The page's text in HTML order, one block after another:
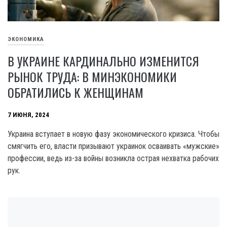
ЭКОНОМИКА
В УКРАИНЕ КАРДИНАЛЬНО ИЗМЕНИТСЯ
РЫНОК ТРУДА: В МИНЭКОНОМИКИ
ОБРАТИЛИСЬ К ЖЕНЩИНАМ
7 ИЮНЯ, 2024
Украина вступает в новую фазу экономического кризиса. Чтобы
смягчить его, власти призывают украинок осваивать «мужские»
профессии, ведь из-за войны возникла острая нехватка рабочих
рук.